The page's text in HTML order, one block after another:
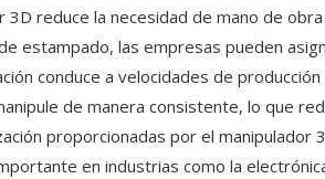
3D reduce la necesidad de mano de
estampado, las empresas pueden
conduce a velocidades de
de manera consistente, lo que
proporcionadas por el
en industrias como la